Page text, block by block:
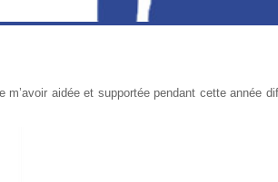
m’avoir aidée et supportée pendant cette année